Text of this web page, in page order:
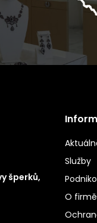
šperků,
Služby
O firmě